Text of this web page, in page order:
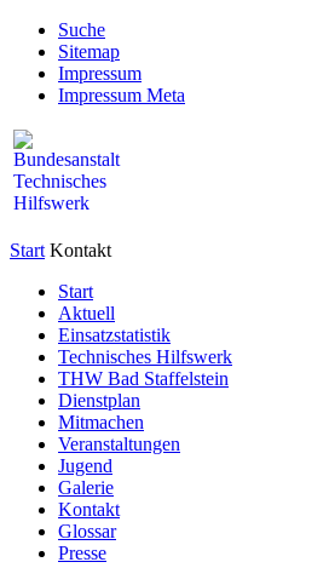
Suche
Sitemap
Impressum
Impressum Meta
Start Kontakt
Start
Aktuell
Einsatzstatistik
Technisches Hilfswerk
THW Bad Staffelstein
Dienstplan
Mitmachen
Veranstaltungen
Jugend
Galerie
Kontakt
Glossar
Presse